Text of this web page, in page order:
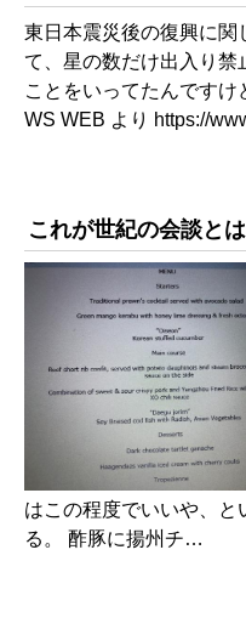
東日本震災後の復興に関
て、星の数だけ出入り禁
ことをいってたんです
WS WEB より https://
これが世紀の会談と
はこの程度でいいや、と
る。 酢豚に揚州チ…